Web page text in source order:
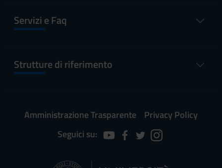
Servizi e Faq
Strutture di riferimento
Amministrazione Trasparente
Privacy Policy
Seguici su: